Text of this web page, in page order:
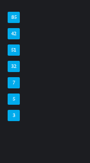
85
42
51
32
7
5
3